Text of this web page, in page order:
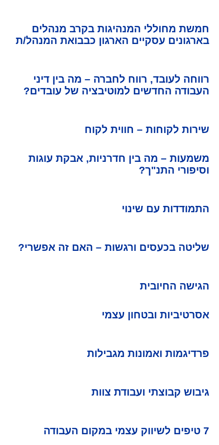
חמשת מחוללי המנהיגות בקרב מנהלים
בארגונים עסקיים הארגון כבבואת המנהל/ת
רווחה לעובד, רווח לחברה – מה בין דיני
העבודה החדשים למוטיבציה של עובדים?
שירות לקוחות – חווית לקוח
משמעות – מה בין חדרניות, אבקת עוגות
וסיפורי התנ"ך?
התמודדות עם שינוי
שליטה בכעסים ורגשות – האם זה אפשרי?
הגישה החיובית
אסרטיביות ובטחון עצמי
פרדיגמות ואמונות מגבילות
גיבוש קבוצתי ועבודת צוות
7 טיפים לשיווק עצמי במקום העבודה